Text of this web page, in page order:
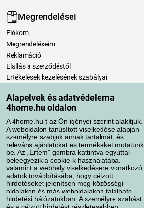
Alapelvek és adatvédelema
4home.hu oldalon
A 4home.hu-t az Ön igényei szerint alakítjuk.
A weboldalon tanúsított viselkedése alapján
személyre szabjuk annak tartalmát, és
releváns ajánlatokat és termékeket mutatunk
be. Az „Értem” gombra kattintva egyúttal
beleegyezik a cookie-k használatába,
valamint a webhely viselkedésére vonatkozó
adatok továbbításába, hogy célzott
hirdetéseket jelenítsen meg közösségi
oldalakon és más weboldalakon található
hirdetési hálózatokban. A személyre szabást
Megrendelései
Fiókom
Megrendeléseim
Reklamáció
Elállás a szerződéstől
Értékelések kezelésének szabályai
Szállítási módok
Fizetési módok